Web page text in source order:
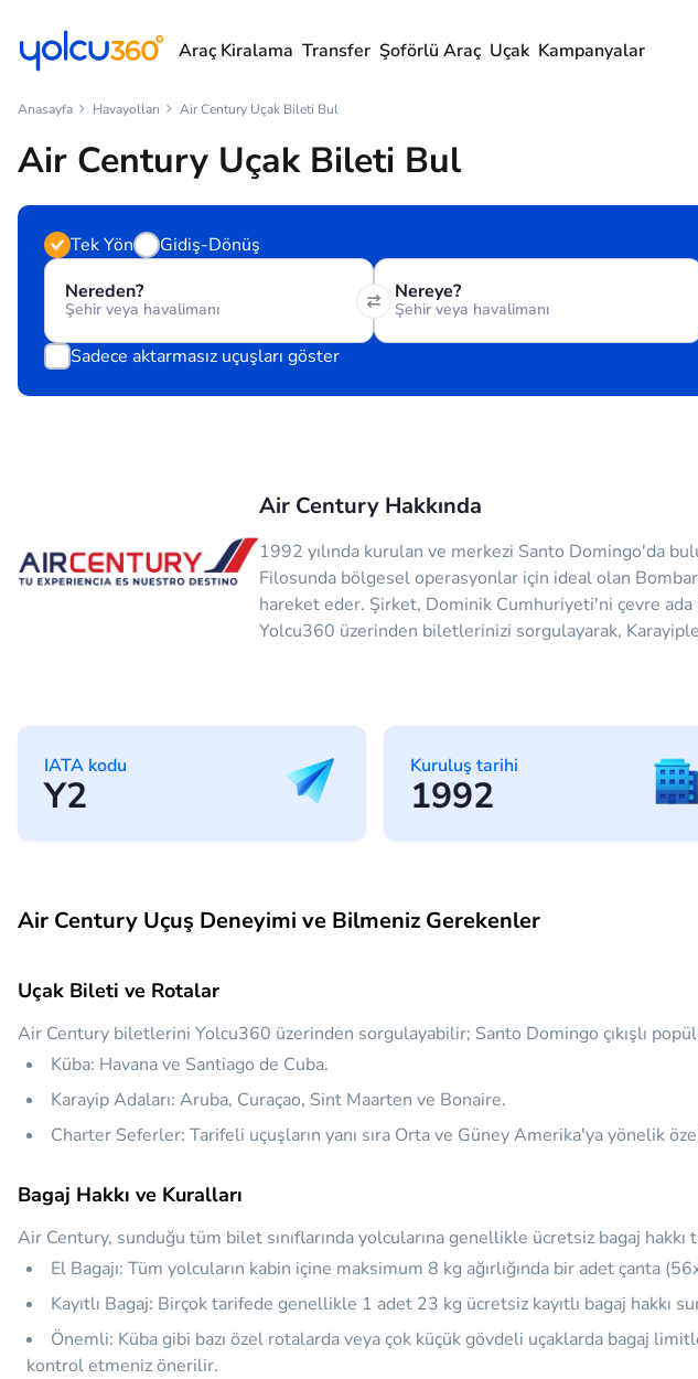
Araç Kiralama Transfer Şoförlü Araç Uçak Kampanyalar
Anasayfa Havayolları Air Century Uçak Bileti Bul
Air Century Uçak Bileti Bul
Tek Yön
Gidiş-Dönüş
Nereden?
Nereye?
Sadece aktarmasız uçuşları göster
Air Century Hakkında
1992 yılında kurulan ve merkezi Santo Domingo'da
Filosunda bölgesel operasyonlar için ideal olan
hareket eder. Şirket, Dominik Cumhuriyeti'ni çevre ada
Yolcu360 üzerinden biletlerinizi sorgulayarak,
IATA kodu
Y2
Kuruluş tarihi
1992
Air Century Uçuş Deneyimi ve Bilmeniz Gerekenler
Uçak Bileti ve Rotalar
Air Century biletlerini Yolcu360 üzerinden sorgulayabilir; Santo Domingo çıkışlı
Küba: Havana ve Santiago de Cuba.
Karayip Adaları: Aruba, Curaçao, Sint Maarten ve Bonaire.
Charter Seferler: Tarifeli uçuşların yanı sıra Orta ve Güney Amerika'ya yönelik
Bagaj Hakkı ve Kuralları
Air Century, sunduğu tüm bilet sınıflarında yolcularına genellikle ücretsiz bagaj hakkı
El Bagajı: Tüm yolcuların kabin içine maksimum 8 kg ağırlığında bir adet çanta
Kayıtlı Bagaj: Birçok tarifede genellikle 1 adet 23 kg ücretsiz kayıtlı bagaj hakkı
Önemli: Küba gibi bazı özel rotalarda veya çok küçük gövdeli uçaklarda bagaj
kontrol etmeniz önerilir.